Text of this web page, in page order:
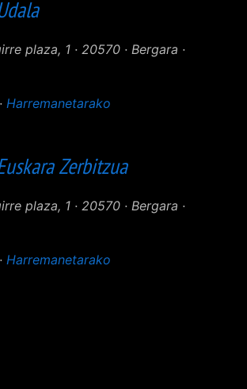
plaza, 1 · 20570 · Bergara ·
Harremanetarako
Zerbitzua
plaza, 1 · 20570 · Bergara ·
Harremanetarako